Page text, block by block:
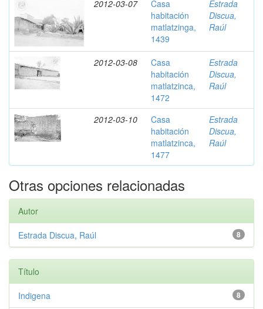
2012-03-07
Casa
habitación
matlatzinga,
1439
Estrada
Discua,
Raúl
2012-03-08
Casa
habitación
matlatzinca,
1472
Estrada
Discua,
Raúl
2012-03-10
Casa
habitación
matlatzinca,
1477
Estrada
Discua,
Raúl
Otras opciones relacionadas
Autor
8
Estrada Discua, Raúl
Título
8
Indigena